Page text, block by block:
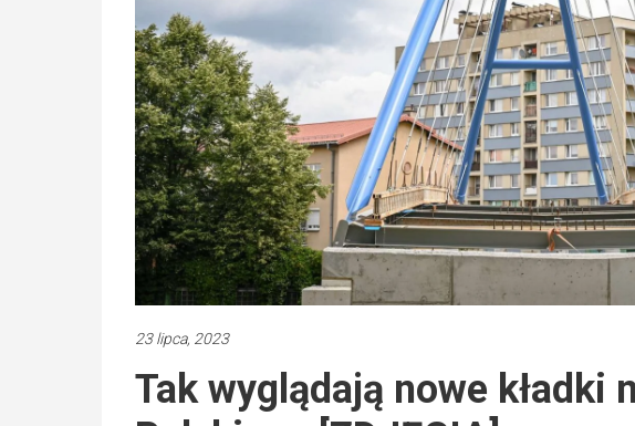
23 lipca, 2023
Tak wyglądają nowe kładki